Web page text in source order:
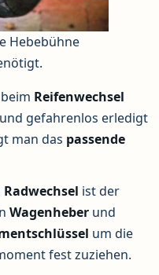
Hebebühne
Reifenwechsel
gefahrenlos erledigt
man das passende
Radwechsel ist der
Wagenheber und
um die
fest zuziehen.